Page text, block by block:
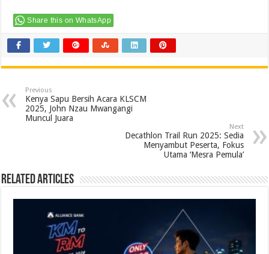
Share this on WhatsApp
Previous
Kenya Sapu Bersih Acara KLSCM
2025, John Nzau Mwangangi
Muncul Juara
Next
Decathlon Trail Run 2025: Sedia
Menyambut Peserta, Fokus
Utama ‘Mesra Pemula’
Related Articles